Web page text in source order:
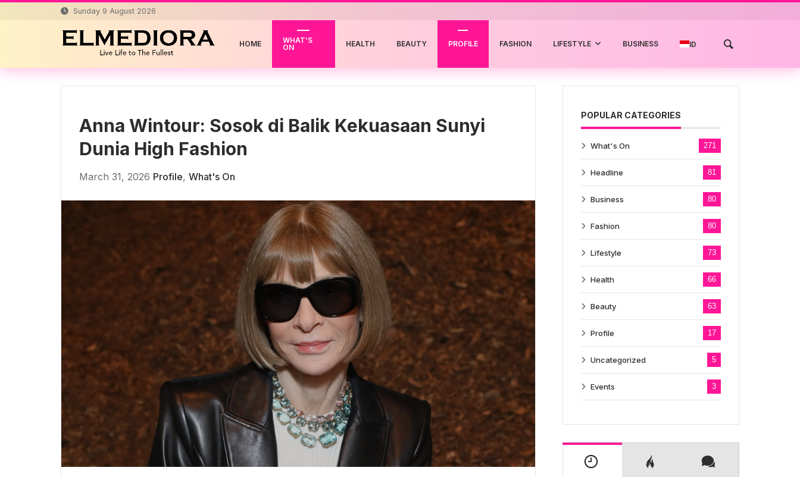
Skip
Sunday 9 August 2026
HOME
WHAT’S
ON
HEALTH BEAUTY PROFILE FASHION LIFESTYLE BUSINESS ID
Anna Wintour: Sosok di Balik Kekuasaan Sunyi
Dunia High Fashion
March 31, 2026 Profile, What's On
POPULAR CATEGORIES
What's On 271
Headline 81
Business 80
Fashion 80
Lifestyle 73
Health 66
Beauty 63
Profile 17
Uncategorized 5
Events 3